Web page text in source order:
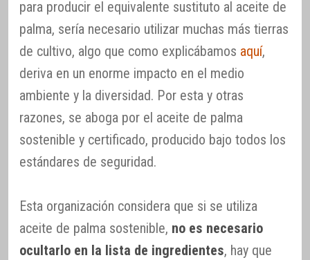
para producir el equivalente sustituto al aceite de
palma, sería necesario utilizar muchas más tierras
de cultivo, algo que como explicábamos aquí,
deriva en un enorme impacto en el medio
ambiente y la diversidad. Por esta y otras
razones, se aboga por el aceite de palma
sostenible y certificado, producido bajo todos los
estándares de seguridad.
Esta organización considera que si se utiliza
aceite de palma sostenible, no es necesario
ocultarlo en la lista de ingredientes, hay que